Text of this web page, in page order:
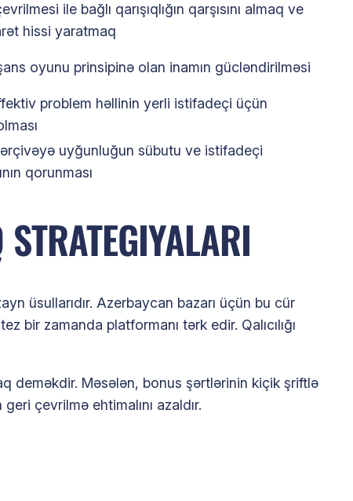
ile bağlı qarışıqlığın qarşısını almaq ve
hissi yaratmaq
oyunu prinsipinə olan inamın gücləndirilməsi
problem həllinin yerli istifadeçi üçün
uyğunluğun sübutu ve istifadeçi
qorunması
üsullarıdır. Azerbaycan bazarı üçün bu cür
bir zamanda platformanı tərk edir. Qalıcılığı
deməkdir. Məsələn, bonus şərtlərinin kiçik şriftlə
çevrilmə ehtimalını azaldır.